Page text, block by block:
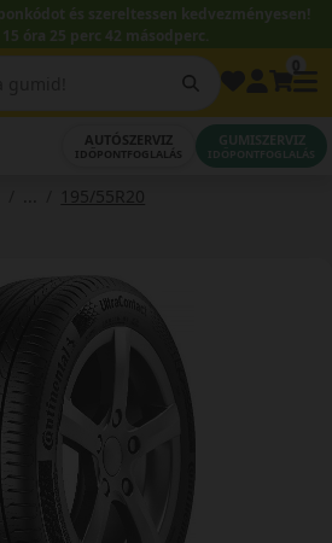
és szereltessen kedvezményesen!
óra 25 perc 41 másodperc.
AUTÓSZERVIZ
IDŐPONTFOGLALÁS
GUMISZERVIZ
IDŐPONTFOGLALÁS
195/55R20